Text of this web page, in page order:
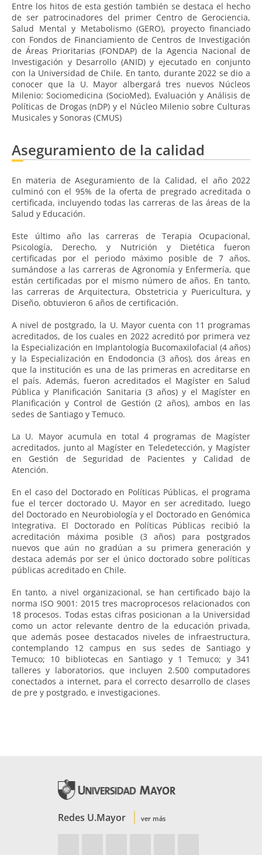
Entre los hitos de esta gestión también se destaca el hecho
de ser patrocinadores del primer Centro de Gerociencia,
Salud Mental y Metabolismo (GERO), proyecto financiado
con Fondos de Financiamiento de Centros de Investigación
de Áreas Prioritarias (FONDAP) de la Agencia Nacional de
Investigación y Desarrollo (ANID) y ejecutado en conjunto
con la Universidad de Chile. En tanto, durante 2022 se dio a
conocer que la U. Mayor albergará tres nuevos Núcleos
Milenio: Sociomedicina (SocioMed), Evaluación y Análisis de
Políticas de Drogas (nDP) y el Núcleo Milenio sobre Culturas
Musicales y Sonoras (CMUS)
Aseguramiento de la calidad
En materia de Aseguramiento de la Calidad, el año 2022
culminó con el 95% de la oferta de pregrado acreditada o
certificada, incluyendo todas las carreras de las áreas de la
Salud y Educación.
Este último año las carreras de Terapia Ocupacional,
Psicología, Derecho, y Nutrición y Dietética fueron
certificadas por el periodo máximo posible de 7 años,
sumándose a las carreras de Agronomía y Enfermería, que
están certificadas por el mismo número de años. En tanto,
las carreras de Arquitectura, Obstetricia y Puericultura, y
Diseño, obtuvieron 6 años de certificación.
A nivel de postgrado, la U. Mayor cuenta con 11 programas
acreditados, de los cuales en 2022 acreditó por primera vez
la Especialización en Implantología Bucomaxilofacial (4 años)
y la Especialización en Endodoncia (3 años), dos áreas en
que la institución es una de las primeras en acreditarse en
el país. Además, fueron acreditados el Magíster en Salud
Pública y Planificación Sanitaria (3 años) y el Magíster en
Planificación y Control de Gestión (2 años), ambos en las
sedes de Santiago y Temuco.
La U. Mayor acumula en total 4 programas de Magíster
acreditados, junto al Magíster en Teledetección, y Magíster
en Gestión de Seguridad de Pacientes y Calidad de
Atención.
En el caso del Doctorado en Políticas Públicas, el programa
fue el tercer doctorado U. Mayor en ser acreditado, luego
del Doctorado en Neurobiología y el Doctorado en Genómica
Integrativa. El Doctorado en Políticas Públicas recibió la
acreditación máxima posible (3 años) para postgrados
nuevos que aún no gradúan a su primera generación y
destaca además por ser el único doctorado sobre políticas
públicas acreditado en Chile.
En tanto, a nivel organizacional, se han certificado bajo la
norma ISO 9001: 2015 tres macroprocesos relacionados con
18 procesos. Todas estas cifras posicionan a la Universidad
como un actor relevante dentro de la educación privada,
que además posee destacados niveles de infraestructura,
contemplando 12 campus en sus sedes de Santiago y
Temuco; 10 bibliotecas en Santiago y 1 Temuco; y 341
talleres y laboratorios, que incluyen 2.500 computadores
conectados a internet, para el correcto desarrollo de clases
de pre y postgrado, e investigaciones.
Redes U.Mayor ver más